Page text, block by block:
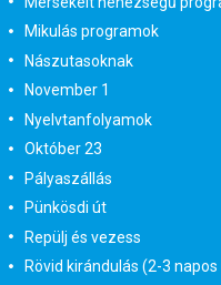
Mikulás programok
Nászutasoknak
November 1
Nyelvtanfolyamok
Október 23
Pályaszállás
Pünkösdi út
Repülj és vezess
Rövid kirándulás (2-3